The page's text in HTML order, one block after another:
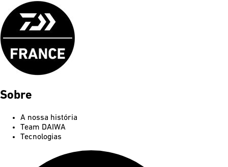
Sobre
A nossa história
Team DAIWA
Tecnologias